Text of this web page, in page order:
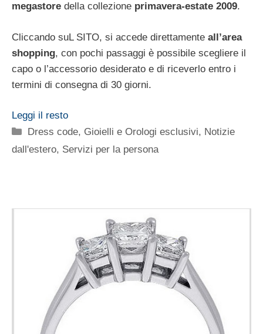
megastore della collezione primavera-estate 2009.
Cliccando suL SITO, si accede direttamente all’area
shopping, con pochi passaggi è possibile scegliere il
capo o l’accessorio desiderato e di riceverlo entro i
termini di consegna di 30 giorni.
Leggi il resto
Categorie
Dress code, Gioielli e Orologi esclusivi, Notizie
dall'estero, Servizi per la persona